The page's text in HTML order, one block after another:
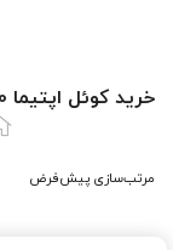
خرید کوئل اپتیما 2010